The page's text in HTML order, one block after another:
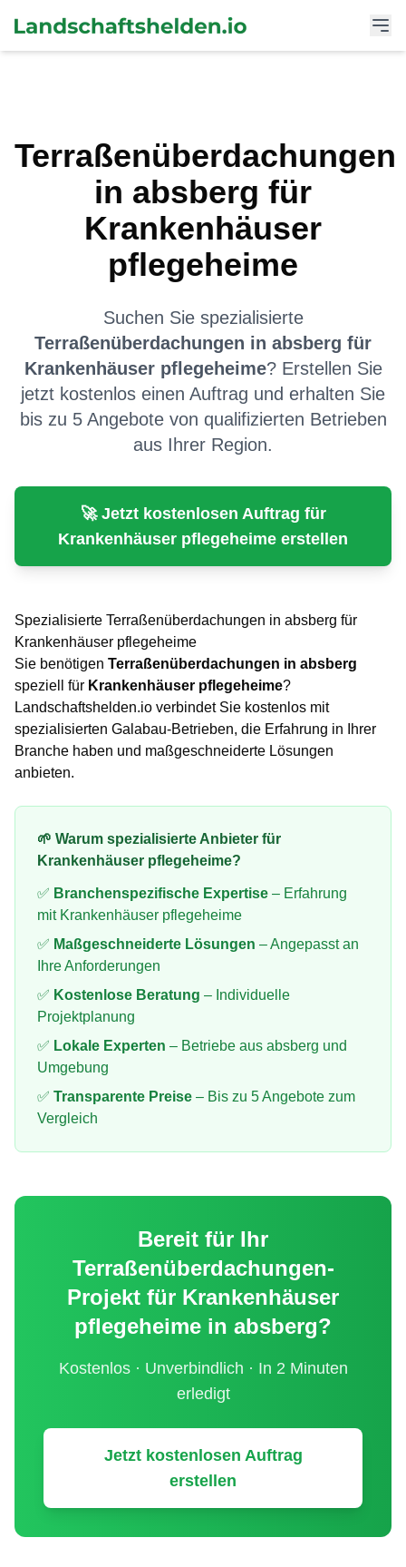
Terraßenüberdachungen
in absberg für
Krankenhäuser
pflegeheime
Suchen Sie spezialisierte
Terraßenüberdachungen in absberg für
Krankenhäuser pflegeheime? Erstellen Sie
jetzt kostenlos einen Auftrag und erhalten Sie
bis zu 5 Angebote von qualifizierten Betrieben
aus Ihrer Region.
🚀 Jetzt kostenlosen Auftrag für
Krankenhäuser pflegeheime erstellen
Spezialisierte Terraßenüberdachungen in absberg für
Krankenhäuser pflegeheime
Sie benötigen Terraßenüberdachungen in absberg
speziell für Krankenhäuser pflegeheime?
Landschaftshelden.io verbindet Sie kostenlos mit
spezialisierten Galabau-Betrieben, die Erfahrung in Ihrer
Branche haben und maßgeschneiderte Lösungen
anbieten.
🌱 Warum spezialisierte Anbieter für
Krankenhäuser pflegeheime?
✅ Branchenspezifische Expertise – Erfahrung
mit Krankenhäuser pflegeheime
✅ Maßgeschneiderte Lösungen – Angepasst an
Ihre Anforderungen
✅ Kostenlose Beratung – Individuelle
Projektplanung
✅ Lokale Experten – Betriebe aus absberg und
Umgebung
✅ Transparente Preise – Bis zu 5 Angebote zum
Vergleich
Bereit für Ihr
Terraßenüberdachungen-
Projekt für Krankenhäuser
pflegeheime in absberg?
Kostenlos · Unverbindlich · In 2 Minuten
erledigt
Jetzt kostenlosen Auftrag
erstellen